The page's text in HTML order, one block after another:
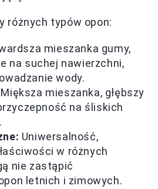
różnych typów opon:
mieszanka gumy,
na suchej nawierzchni,
wody.
Miększa mieszanka, głębszy
na śliskich
Uniwersalność,
w różnych
nie zastąpić
letnich i zimowych.